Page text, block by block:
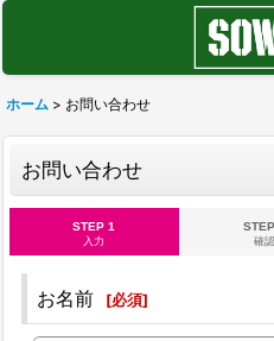
ホーム > お問い合わせ
お問い合わせ
STEP 1
入力
確認
お名前 [必須]